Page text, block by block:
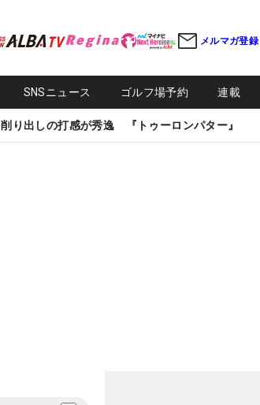
メルマガ登録
SNSニュース ゴルフ場予約 連載
削り出しの打感が秀逸 『トゥーロンパター』